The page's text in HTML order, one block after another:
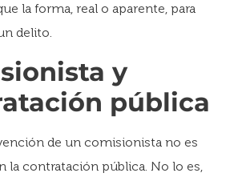
la forma, real o aparente, para
delito.
y
pública
de un comisionista no es
la contratación pública. No lo es,